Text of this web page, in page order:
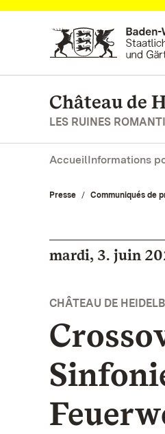
Vers la page d’accueil
Château de
LES RUINES
AccueilInformations
Presse Communiqués de
mardi, 3. juin
CHÂTEAU DE